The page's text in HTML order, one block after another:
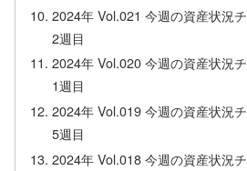
2024年 Vol.021 今週の資産状況
2週目
2024年 Vol.020 今週の資産状況
1週目
2024年 Vol.019 今週の資産状況
5週目
2024年 Vol.018 今週の資産状況